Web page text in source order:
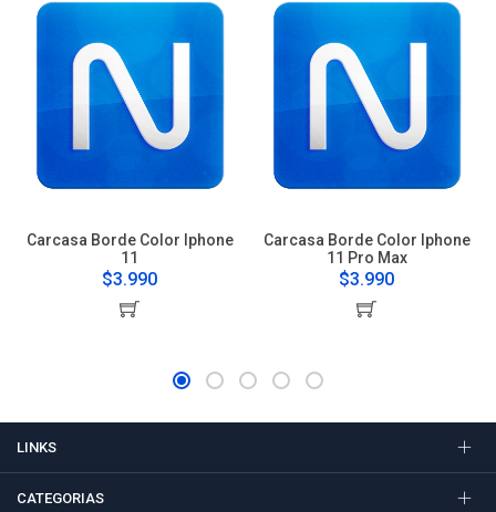
Carcasa Borde Color Iphone
11
$3.990
Carcasa Borde Color Iphone
11 Pro Max
$3.990
LINKS
CATEGORIAS